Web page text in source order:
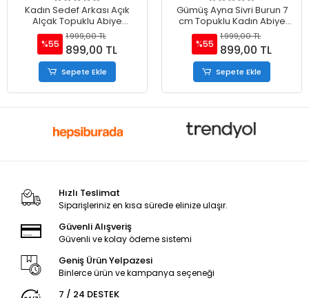
Kadın Sedef Arkası Açık
Alçak Topuklu Abiye
Ayakkabı
%55
1.999,00 TL
899,00 TL
Sepete Ekle
Gümüş Ayna Sivri Burun 7
cm Topuklu Kadın Abiye
Ayakkabı
%55
1.999,00 TL
899,00 TL
Sepete Ekle
Hızlı Teslimat
Siparişleriniz en kısa sürede elinize ulaşır.
Güvenli Alışveriş
Güvenli ve kolay ödeme sistemi
Geniş Ürün Yelpazesi
Binlerce ürün ve kampanya seçeneği
7 / 24 DESTEK